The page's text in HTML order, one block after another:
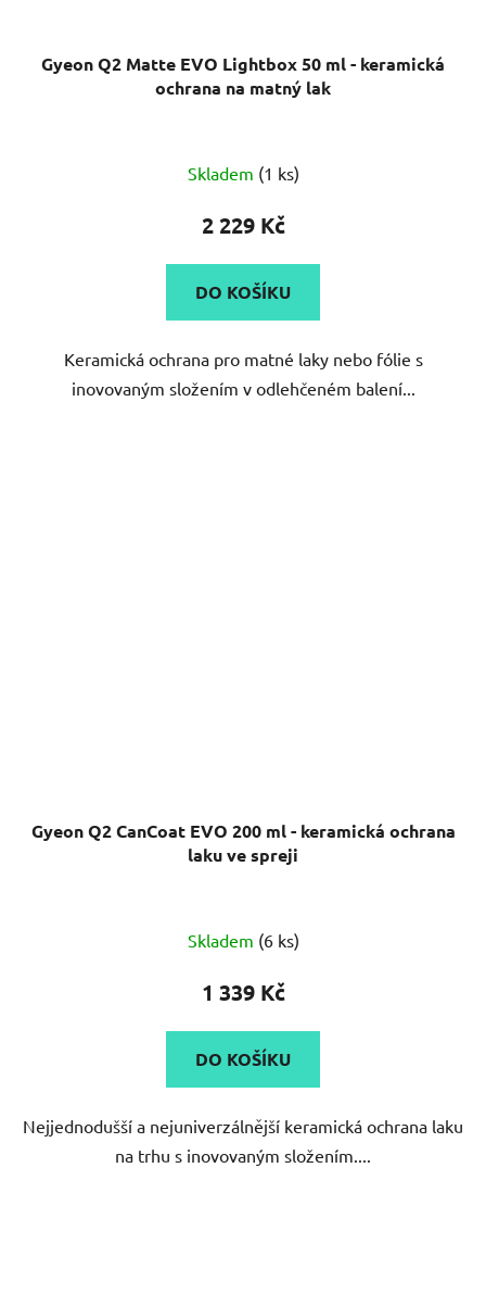
Gyeon Q2 Matte EVO Lightbox 50 ml - keramická
ochrana na matný lak
hodnocení
produktu
5,0
z
hvězdiček.
Skladem (1 ks)
2 229 Kč
DO KOŠÍKU
Keramická ochrana pro matné laky nebo fólie s
inovovaným složením v odlehčeném balení...
Gyeon Q2 CanCoat EVO 200 ml - keramická ochrana
laku ve spreji
hodnocení
produktu
5,0
z
hvězdiček.
Skladem (6 ks)
1 339 Kč
DO KOŠÍKU
Nejjednodušší a nejuniverzálnější keramická ochrana laku
na trhu s inovovaným složením....